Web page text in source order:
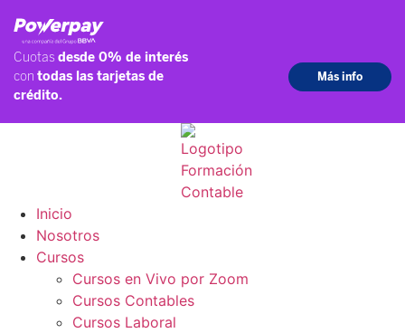
Inicio
Nosotros
Cursos
Cursos en Vivo por Zoom
Cursos Contables
Cursos Laboral